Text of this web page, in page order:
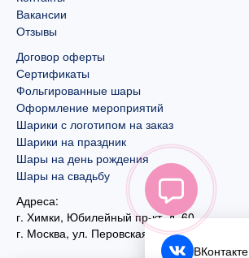
Вакансии
Отзывы
Договор оферты
Сертификаты
Фольгированные шары
Оформление мероприятий
Шарики с логотипом на заказ
Шарики на праздник
Шары на день рождения
Шары на свадьбу
Адреса:
г. Химки, Юбилейный пр-кт, д. 60
г. Москва, ул. Перовская, д. 59
ВКонтакте